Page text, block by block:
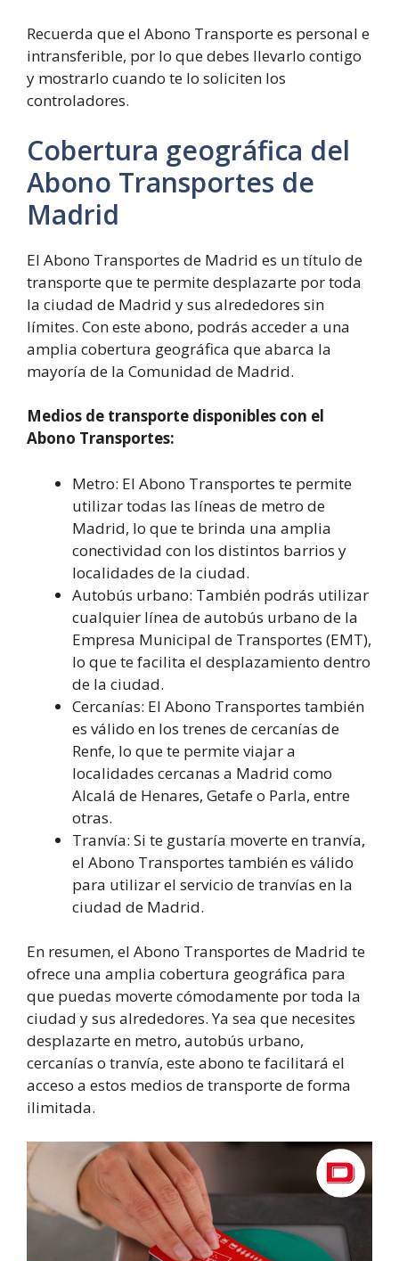
Recuerda que el Abono Transporte es personal e
intransferible, por lo que debes llevarlo contigo
y mostrarlo cuando te lo soliciten los
controladores.
Cobertura geográfica del
Abono Transportes de
Madrid
El Abono Transportes de Madrid es un título de
transporte que te permite desplazarte por toda
la ciudad de Madrid y sus alrededores sin
límites. Con este abono, podrás acceder a una
amplia cobertura geográfica que abarca la
mayoría de la Comunidad de Madrid.
Medios de transporte disponibles con el
Abono Transportes:
Metro: El Abono Transportes te permite
utilizar todas las líneas de metro de
Madrid, lo que te brinda una amplia
conectividad con los distintos barrios y
localidades de la ciudad.
Autobús urbano: También podrás utilizar
cualquier línea de autobús urbano de la
Empresa Municipal de Transportes (EMT),
lo que te facilita el desplazamiento dentro
de la ciudad.
Cercanías: El Abono Transportes también
es válido en los trenes de cercanías de
Renfe, lo que te permite viajar a
localidades cercanas a Madrid como
Alcalá de Henares, Getafe o Parla, entre
otras.
Tranvía: Si te gustaría moverte en tranvía,
el Abono Transportes también es válido
para utilizar el servicio de tranvías en la
ciudad de Madrid.
En resumen, el Abono Transportes de Madrid te
ofrece una amplia cobertura geográfica para
que puedas moverte cómodamente por toda la
ciudad y sus alrededores. Ya sea que necesites
desplazarte en metro, autobús urbano,
cercanías o tranvía, este abono te facilitará el
acceso a estos medios de transporte de forma
ilimitada.